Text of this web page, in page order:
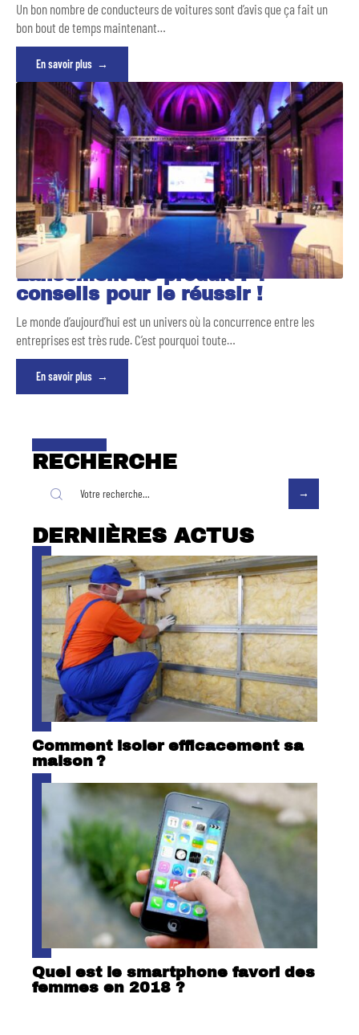
Un bon nombre de conducteurs de voitures sont d’avis que ça fait un
bon bout de temps maintenant…
En savoir plus
Lancement de produit : 4
conseils pour le réussir !
Le monde d’aujourd’hui est un univers où la concurrence entre les
entreprises est très rude. C’est pourquoi toute…
En savoir plus
RECHERCHE
DERNIÈRES ACTUS
Comment isoler efficacement sa
maison ?
Quel est le smartphone favori des
femmes en 2018 ?